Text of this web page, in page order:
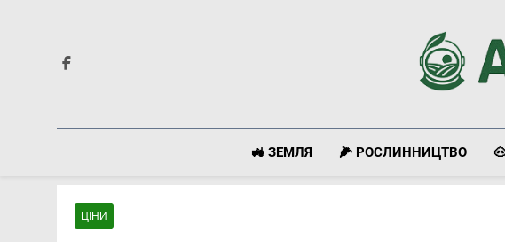
🚜 ЗЕМЛЯ 🌽 РОСЛИННИЦТВО
ЦІНИ